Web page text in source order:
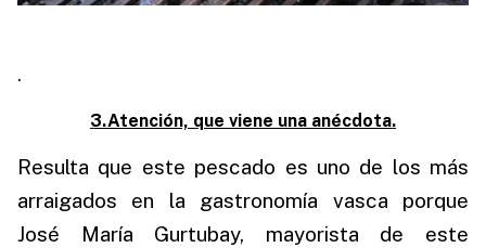
.
3.Atención, que viene una anécdota.
Resulta que este pescado es uno de los más
arraigados en la gastronomía vasca porque
José María Gurtubay, mayorista de este